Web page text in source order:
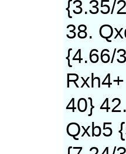
{3.35/
38.
{4.66/
40}
Qxb5